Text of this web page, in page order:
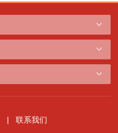
联系我们